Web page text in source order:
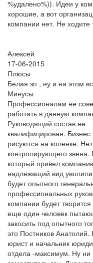
%удалено%)). Идеи у
хорошие, а вот
компании нет. Не ходите
Алексей
17-06-2015
Плюсы
Белая зп , ну и на этом
Минусы
Профессионалам не
работать в данную
Руководящий состав не
квалифицирован. Бизнес
рисуются на коленке. Нет
контролирующего звена.
который привел
надлежащий вид
будет опытного
профессиональных
компании будет
еще один человек
закосить под опытного
это Постников
юрист и начальник
отдела -максимум. Ну ни